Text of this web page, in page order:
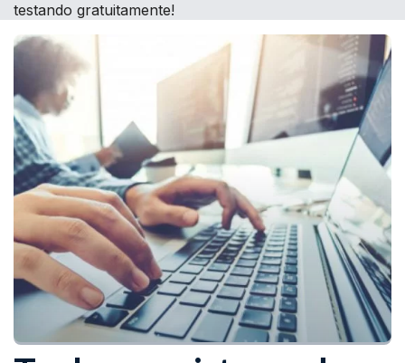
testando gratuitamente!